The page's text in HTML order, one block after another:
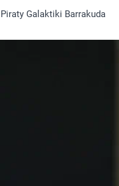
Piraty Galaktiki Barrakuda